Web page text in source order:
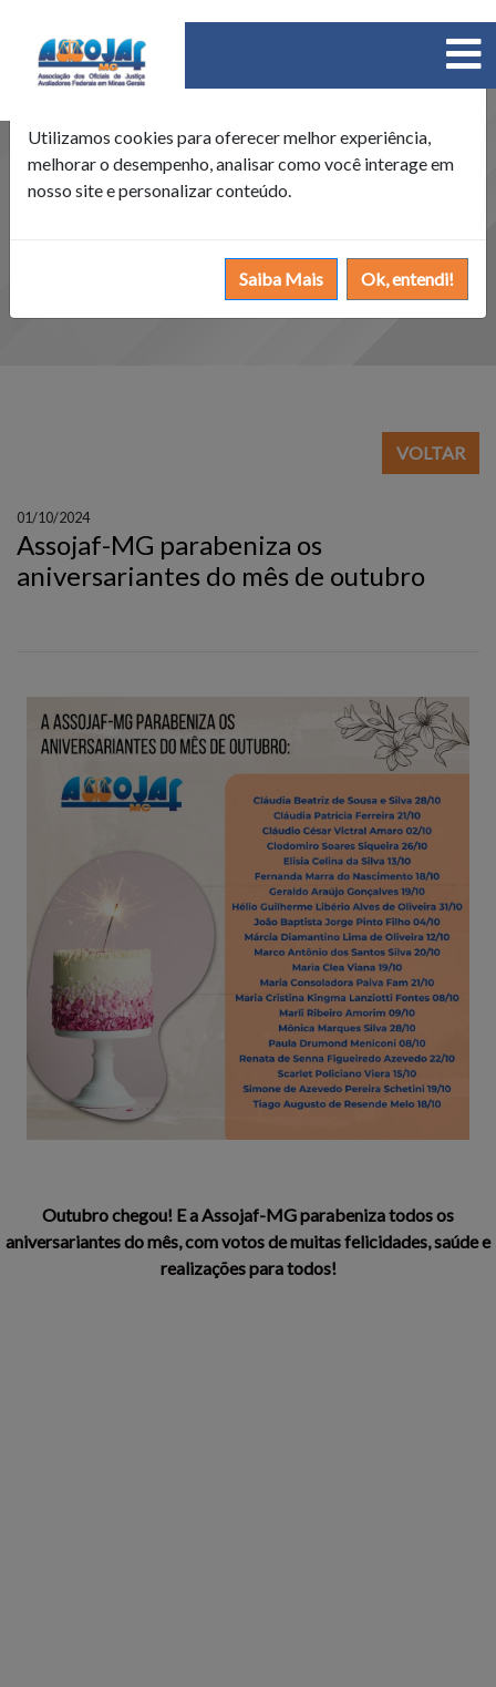
VOLTAR
01/10/2024
Assojaf-MG parabeniza os
aniversariantes do mês de outubro
Outubro chegou! E a Assojaf-MG parabeniza todos os
aniversariantes do mês, com votos de muitas felicidades, saúde e
realizações para todos!
Política de Cookies ×
Utilizamos cookies para oferecer melhor experiência,
melhorar o desempenho, analisar como você interage em
nosso site e personalizar conteúdo.
Saiba Mais Ok, entendi!